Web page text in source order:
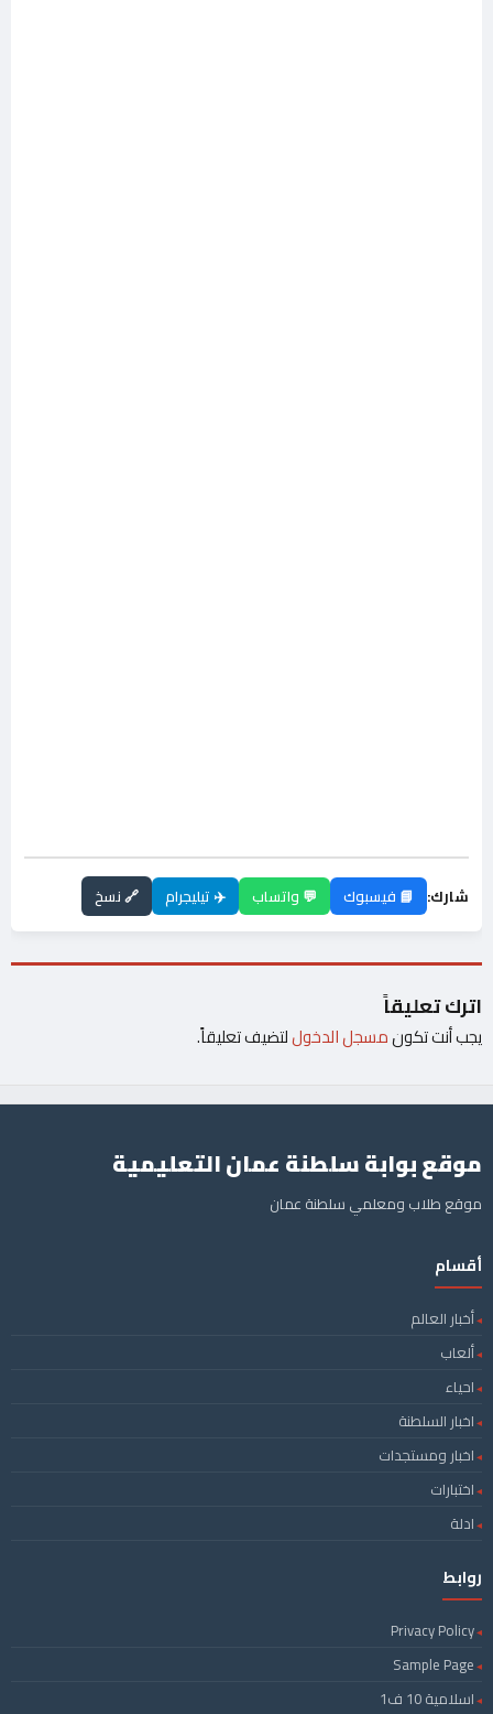
شارك: 📘 فيسبوك 💬 واتساب ✈️ تيليجرام 🔗 نسخ
اترك تعليقاً
يجب أنت تكونمسجل الدخوللتضيف تعليقاً.
موقع بوابة سلطنة عمان التعليمية
موقع طلاب ومعلمي سلطنة عمان
أقسام
أخبار العالم
ألعاب
احياء
اخبار السلطنة
اخبار ومستجدات
اختبارات
ادلة
روابط
Privacy Policy
Sample Page
اسلامية 10 ف1